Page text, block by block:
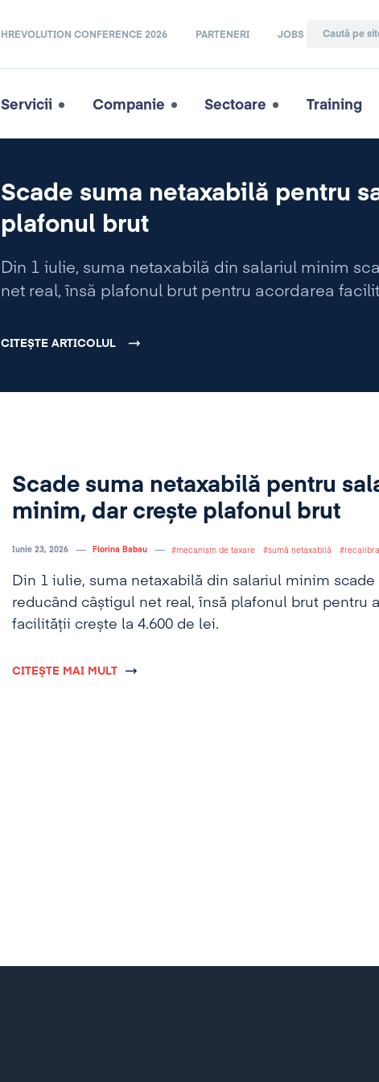
HREVOLUTION CONFERENCE 2026 PARTENERI JOBS
Servicii Companie Sectoare Training
Scade suma netaxabilă pentru
plafonul brut
Din 1 iulie, suma netaxabilă din salariul minim
net real, însă plafonul brut pentru acordarea
CITEȘTE ARTICOLUL
Scade suma netaxabilă pentru
minim, dar crește plafonul brut
Iunie 23, 2026 Florina Babau mecanism de taxare sumă netaxabilă
Din 1 iulie, suma netaxabilă din salariul minim scade
reducând câștigul net real, însă plafonul brut pentru
facilității crește la 4.600 de lei.
CITEȘTE MAI MULT